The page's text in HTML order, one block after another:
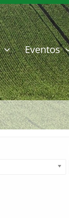
Eventos